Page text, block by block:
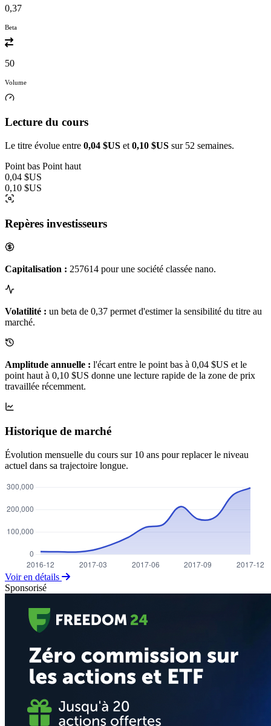
0,37
Beta
50
Volume
Lecture du cours
Le titre évolue entre 0,04 $US et 0,10 $US sur 52 semaines.
Point bas Point haut
0,04 $US
0,10 $US
Repères investisseurs
Capitalisation : 257614 pour une société classée nano.
Volatilité : un beta de 0,37 permet d'estimer la sensibilité du titre au
marché.
Amplitude annuelle : l'écart entre le point bas à 0,04 $US et le
point haut à 0,10 $US donne une lecture rapide de la zone de prix
travaillée récemment.
Historique de marché
Évolution mensuelle du cours sur 10 ans pour replacer le niveau
actuel dans sa trajectoire longue.
Voir en détails
Sponsorisé